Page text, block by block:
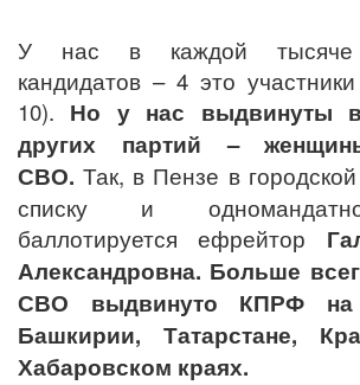
У нас в каждой тысяче
кандидатов – 4 это
10). Но у нас выдвинуты
других партий –
СВО. Так, в Пензе в
списку и
баллотируется ефрейтор
Александровна. Больше
СВО выдвинуто КПРФ
Башкирии, Татарстане,
Хабаровском краях.